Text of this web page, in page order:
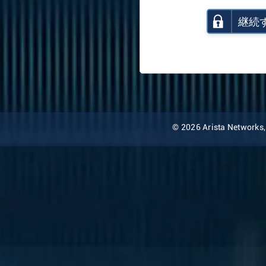
継続
© 2026 Arista